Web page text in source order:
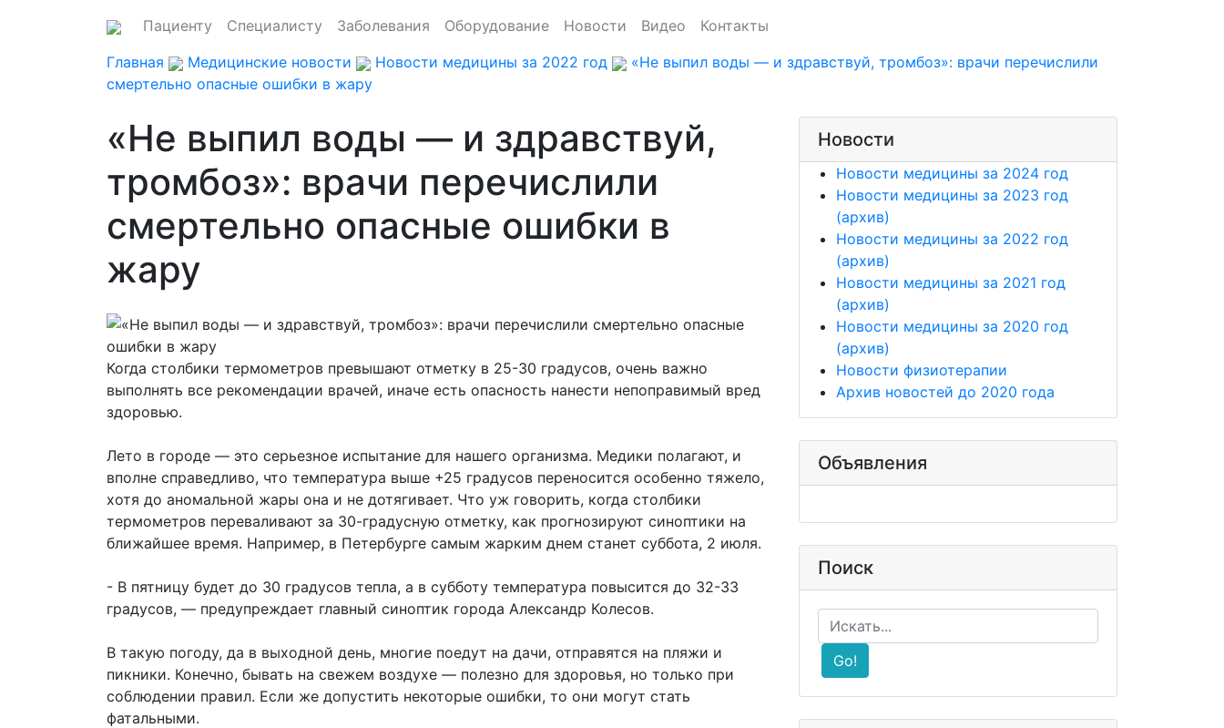
Пациенту Специалисту Заболевания Оборудование Новости Видео
Контакты
Главная
Медицинские новости Новости медицины за 2022 год
«Не выпил воды — и здравствуй, тромбоз»: врачи перечислили
смертельно опасные ошибки в жару
«Не выпил воды — и здравствуй,
тромбоз»: врачи перечислили
смертельно опасные ошибки в
жару
Когда столбики термометров превышают отметку в 25-30 градусов, очень важно
выполнять все рекомендации врачей, иначе есть опасность нанести непоправимый вред
здоровью.
Лето в городе — это серьезное испытание для нашего организма. Медики полагают, и
вполне справедливо, что температура выше +25 градусов переносится особенно тяжело,
хотя до аномальной жары она и не дотягивает. Что уж говорить, когда столбики
термометров переваливают за 30-градусную отметку, как прогнозируют синоптики на
ближайшее время. Например, в Петербурге самым жарким днем станет суббота, 2 июля.
- В пятницу будет до 30 градусов тепла, а в субботу температура повысится до 32-33
градусов, — предупреждает главный синоптик города Александр Колесов.
В такую погоду, да в выходной день, многие поедут на дачи, отправятся на пляжи и
пикники. Конечно, бывать на свежем воздухе — полезно для здоровья, но только при
соблюдении правил. Если же допустить некоторые ошибки, то они могут стать
фатальными.
Новости
Новости медицины за 2024 год
Новости медицины за 2023 год
(архив)
Новости медицины за 2022 год
(архив)
Новости медицины за 2021 год
(архив)
Новости медицины за 2020 год
(архив)
Новости физиотерапии
Архив новостей до 2020 года
Объявления
Поиск
Go!